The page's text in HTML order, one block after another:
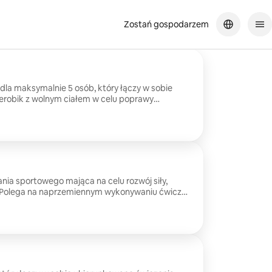
Zostań gospodarzem
maksymalnie 5 osób, który łączy w sobie
z wolnym ciałem w celu poprawy
mięśniowego. Szybkie tempo utrzymuje
stacje angażują całe ciało
sportowego mająca na celu rozwój siły,
na naprzemiennym wykonywaniu ćwiczeń
podczas gdy trener koryguje technikę i
w czasie rzeczywistym, aby